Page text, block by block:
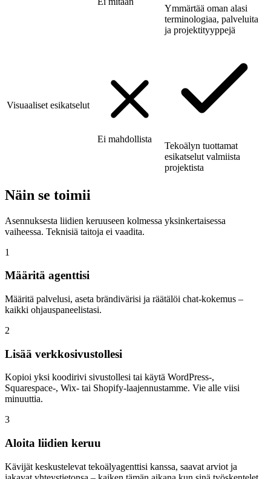
Ymmärtää oman alasi
terminologiaa, palveluita
ja projektityyppejä
Visuaaliset esikatselut
Ei mahdollista
Tekoälyn tuottamat
esikatselut valmiista
projektista
Näin se toimii
Asennuksesta liidien keruuseen kolmessa yksinkertaisessa
vaiheessa. Teknisiä taitoja ei vaadita.
1
Määritä agenttisi
Määritä palvelusi, aseta brändivärisi ja räätälöi chat-kokemus –
kaikki ohjauspaneelistasi.
2
Lisää verkkosivustollesi
Kopioi yksi koodirivi sivustollesi tai käytä WordPress-,
Squarespace-, Wix- tai Shopify-laajennustamme. Vie alle viisi
minuuttia.
3
Aloita liidien keruu
Kävijät keskustelevat tekoälyagenttisi kanssa, saavat arviot ja